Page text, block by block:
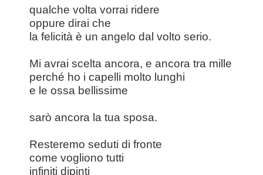
qualche volta vorrai ridere
oppure dirai che
la felicità è un angelo dal volto serio.
Mi avrai scelta ancora, e ancora tra mille
perché ho i capelli molto lunghi
e le ossa bellissime
sarò ancora la tua sposa.
Resteremo seduti di fronte
come vogliono tutti
infiniti dipinti